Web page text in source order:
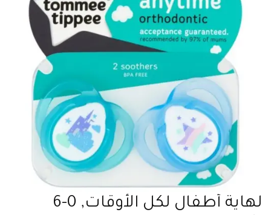
لهاية أطفال لكل الأوقات, 0-6